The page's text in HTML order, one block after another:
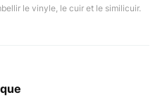
le vinyle, le cuir et le similicuir.